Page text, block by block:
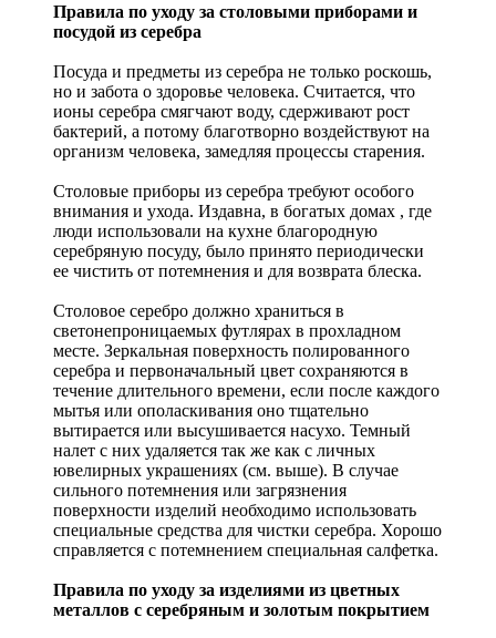
Правила по уходу за столовыми приборами и
посудой из серебра
Посуда и предметы из серебра не только роскошь,
но и забота о здоровье человека. Считается, что
ионы серебра смягчают воду, сдерживают рост
бактерий, а потому благотворно воздействуют на
организм человека, замедляя процессы старения.
Столовые приборы из серебра требуют особого
внимания и ухода. Издавна, в богатых домах , где
люди использовали на кухне благородную
серебряную посуду, было принято периодически
ее чистить от потемнения и для возврата блеска.
Столовое серебро должно храниться в
светонепроницаемых футлярах в прохладном
месте. Зеркальная поверхность полированного
серебра и первоначальный цвет сохраняются в
течение длительного времени, если после каждого
мытья или ополаскивания оно тщательно
вытирается или высушивается насухо. Темный
налет с них удаляется так же как с личных
ювелирных украшениях (см. выше). В случае
сильного потемнения или загрязнения
поверхности изделий необходимо использовать
специальные средства для чистки серебра. Хорошо
справляется с потемнением специальная салфетка.
Правила по уходу за изделиями из цветных
металлов с серебряным и золотым покрытием